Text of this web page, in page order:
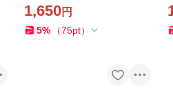
POT
1,650円
5% （75pt）